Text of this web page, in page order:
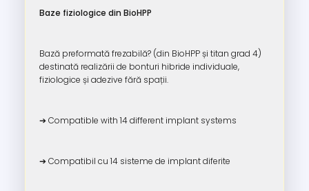
Baze fiziologice din BioHPP
Bază preformată frezabilă? (din BioHPP și titan grad 4)
destinată realizării de bonturi hibride individuale,
fiziologice și adezive fără spații.
➔ Compatible with 14 different implant systems
➔ Compatibil cu 14 sisteme de implant diferite